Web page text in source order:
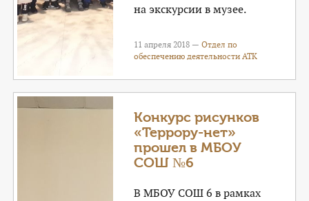
на экскурсии в музее.
11 апреля 2018 —Отдел по
обеспечению деятельности АТК
Конкурс рисунков
«Террору-нет»
прошел в МБОУ
СОШ №6
В МБОУ СОШ 6 в рамках